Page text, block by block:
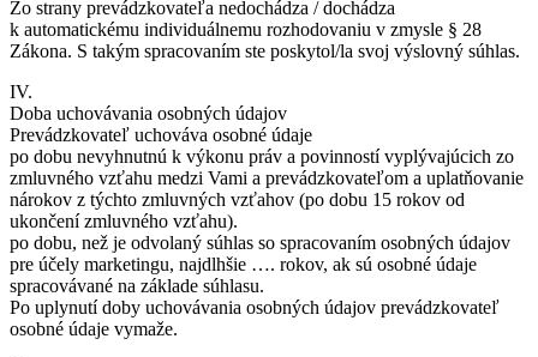
Zo strany prevádzkovateľa nedochádza / dochádza
k automatickému individuálnemu rozhodovaniu v zmysle § 28
Zákona. S takým spracovaním ste poskytol/la svoj výslovný súhlas.
IV.
Doba uchovávania osobných údajov
Prevádzkovateľ uchováva osobné údaje
po dobu nevyhnutnú k výkonu práv a povinností vyplývajúcich zo
zmluvného vzťahu medzi Vami a prevádzkovateľom a uplatňovanie
nárokov z týchto zmluvných vzťahov (po dobu 15 rokov od
ukončení zmluvného vzťahu).
po dobu, než je odvolaný súhlas so spracovaním osobných údajov
pre účely marketingu, najdlhšie …. rokov, ak sú osobné údaje
spracovávané na základe súhlasu.
Po uplynutí doby uchovávania osobných údajov prevádzkovateľ
osobné údaje vymaže.